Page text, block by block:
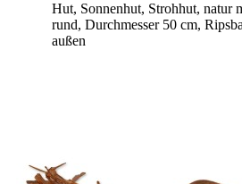
Hut, Sonnenhut, Strohhut, natur
rund, Durchmesser 50 cm,
außen